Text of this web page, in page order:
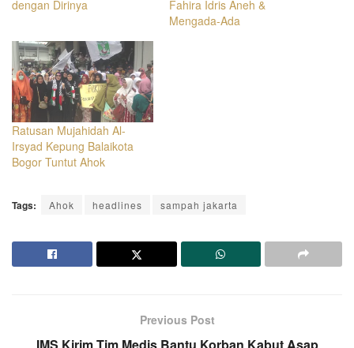
dengan Dirinya
Fahira Idris Aneh &
Mengada-Ada
Ratusan Mujahidah Al-
Irsyad Kepung Balaikota
Bogor Tuntut Ahok
Tags: Ahok headlines sampah jakarta
Previous Post